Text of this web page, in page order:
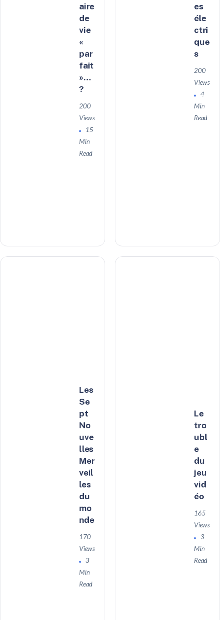
aire
de
vie
«
par
fait
»…
?
200
Views
15
Min
Read
es
éle
ctri
que
s
200
Views
4
Min
Read
Les
Se
pt
No
uve
lles
Mer
veil
les
du
mo
nde
170
Views
3
Min
Read
Le
tro
ubl
e
du
jeu
vid
éo
165
Views
3
Min
Read